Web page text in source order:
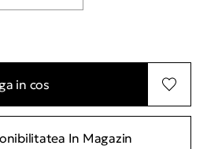
in cos
In Magazin